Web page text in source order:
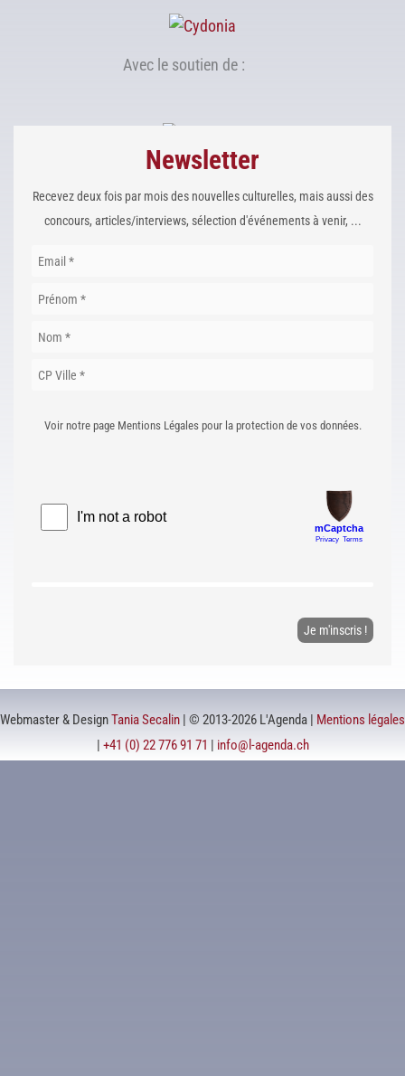
Avec le soutien de :
Newsletter
Recevez deux fois par mois des nouvelles culturelles, mais aussi des
concours, articles/interviews, sélection d'événements à venir, ...
Voir notre page Mentions Légales pour la protection de vos données.
Webmaster & DesignTania Secalin | © 2013-2026 L'Agenda | Mentions légales
+41 (0) 22 776 91 71 info@l-agenda.ch